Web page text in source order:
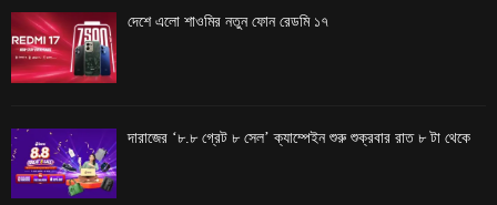
দেশে এলো শাওমির নতুন ফোন রেডমি ১৭
দারাজের ‘৮.৮ গ্রেট ৮ সেল’ ক্যাম্পেইন শুরু শুক্রবার রাত ৮ টা থেকে